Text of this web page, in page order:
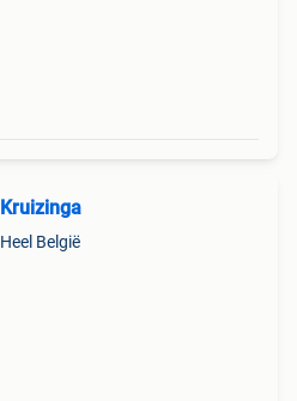
Kruizinga
Heel België